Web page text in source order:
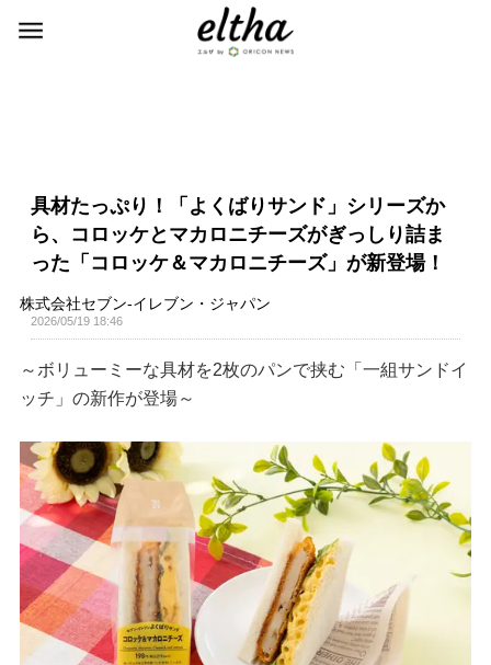
具材たっぷり！「よくばりサンド」シリーズか
ら、コロッケとマカロニチーズがぎっしり詰ま
った「コロッケ＆マカロニチーズ」が新登場！
株式会社セブン‐イレブン・ジャパン
2026/05/19 18:46
～ボリューミーな具材を2枚のパンで挟む「一組サンドイ
ッチ」の新作が登場～